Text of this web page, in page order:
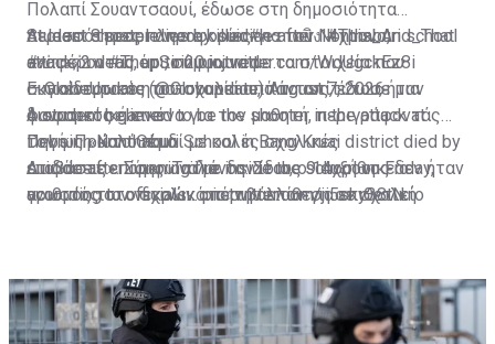
At least 8 people were killed#กราดยิง #This_And_That
#ข่าวด่วน #ThepSirin pic.twitter.com/WdUgckEz8i
— GlobeUpdate (@Globupdate)August 7, 2026
Πολαπί Σουαντσαουί, έδωσε στη δημοσιότητα
περισσότερες πληροφορίες για τον 14χρονο,
αναφέροντας ότι, σύμφωνα με τα στοιχεία που
συγκέντρωσε η αστυνομία από το σπίτι του, ήταν
φανατικός gamer.
Student shooter dies by suicide after Nonthaburi school
attack; 2 dead, up to 20 injured
A student believed to be the shooter in the attack at
Debsirin Nonthaburi School in Bang Kruai district died by
suicide after opening fire inside the school on Friday,
according to officials…pic.twitter.com/ji5sky38tN
Εκπαιδευτικός του σχολείου, πάντως, έδωσε μια
διαφορετική εικόνα για τον μαθητή, περιγράφοντάς
τον ως «καλό παιδί με καλές σχολικές
επιδόσεις». Σύμφωνα με τον ίδιο, ο 14χρονος δεν ήταν
γνωστός στο σχολικό περιβάλλον για επιθετική
Πηγή: Πρώτο Θέμα
Διαβάστε επίσης:Ταϊλάνδη: Στους 9 αυξήθηκε ο
αριθμός των νεκρών από την επίθεση σε σχολείο